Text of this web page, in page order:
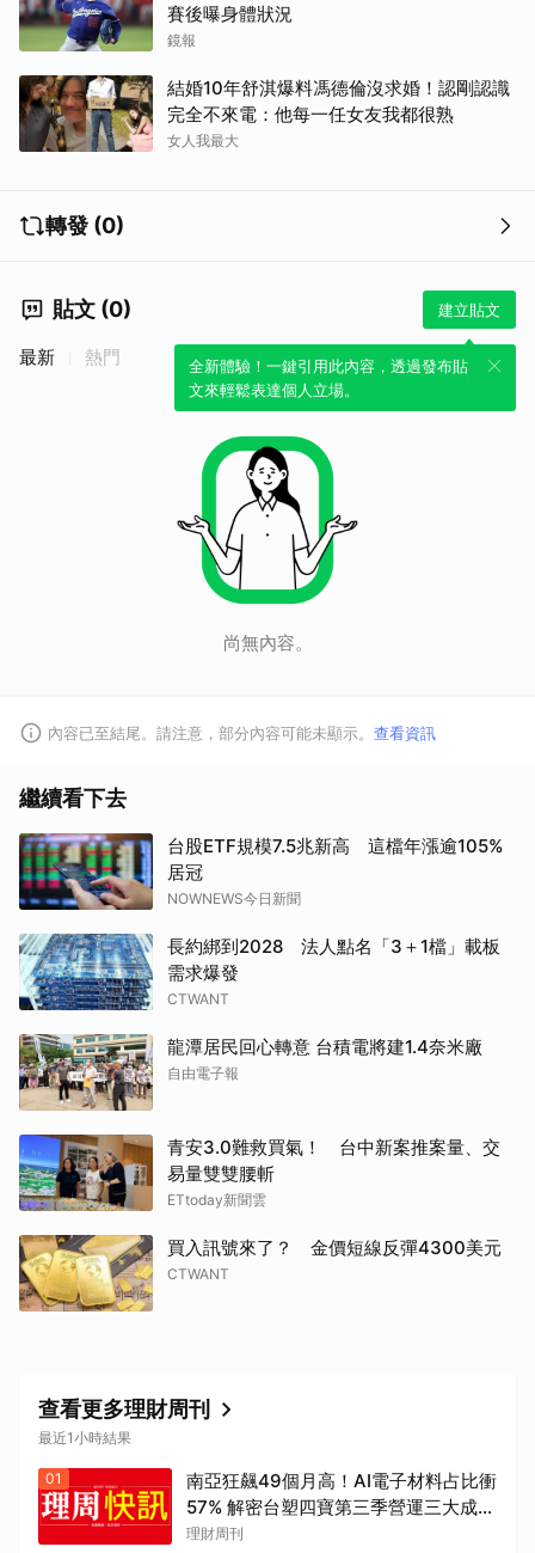
賽後曝身體狀況
鏡報
結婚10年舒淇爆料馮德倫沒求婚！認剛認識
完全不來電：他每一任女友我都很熟
女人我最大
轉發 (0)
貼文 (0) 建立貼文
全新體驗！一鍵引用此內容，透過發布貼
文來輕鬆表達個人立場。
最新 熱門
尚無內容。
內容已至結尾。請注意，部分內容可能未顯示。 查看資訊
繼續看下去
台股ETF規模7.5兆新高 這檔年漲逾105%
居冠
NOWNEWS今日新聞
長約綁到2028 法人點名「3＋1檔」載板
需求爆發
CTWANT
龍潭居民回心轉意 台積電將建1.4奈米廠
自由電子報
青安3.0難救買氣！ 台中新案推案量、交
易量雙雙腰斬
ETtoday新聞雲
買入訊號來了？ 金價短線反彈4300美元
CTWANT
查看更多理財周刊
最近1小時結果
01
南亞狂飆49個月高！AI電子材料占比衝
57% 解密台塑四寶第三季營運三大成長
曲線
理財周刊